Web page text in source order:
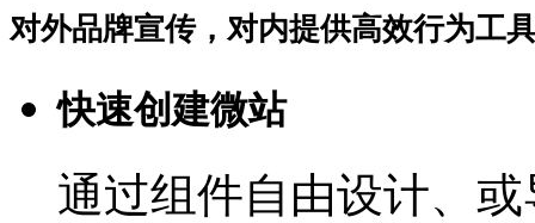
对外品牌宣传，对内提供高效行为工
快速创建微站
通过组件自由设计、